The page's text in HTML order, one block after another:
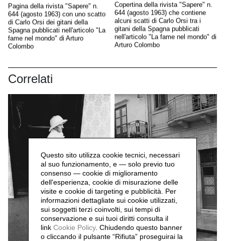
Copertina della rivista "Sapere" n.
644 (agosto 1963) che contiene
alcuni scatti di Carlo Orsi tra i
gitani della Spagna pubblicati
nell'articolo "La fame nel mondo" di
Arturo Colombo
Pagina della rivista "Sapere" n.
644 (agosto 1963) con uno scatto
di Carlo Orsi dei gitani della
Spagna pubblicati nell'articolo "La
fame nel mondo" di Arturo
Colombo
Correlati
Questo sito utilizza cookie tecnici, necessari
al suo funzionamento, e — solo previo tuo
consenso — cookie di miglioramento
dell'esperienza, cookie di misurazione delle
visite e cookie di targeting e pubblicità. Per
informazioni dettagliate sui cookie utilizzati,
sui soggetti terzi coinvolti, sui tempi di
conservazione e sui tuoi diritti consulta il
link Cookie Policy. Chiudendo questo banner
o cliccando il pulsante “Rifiuta” proseguirai la